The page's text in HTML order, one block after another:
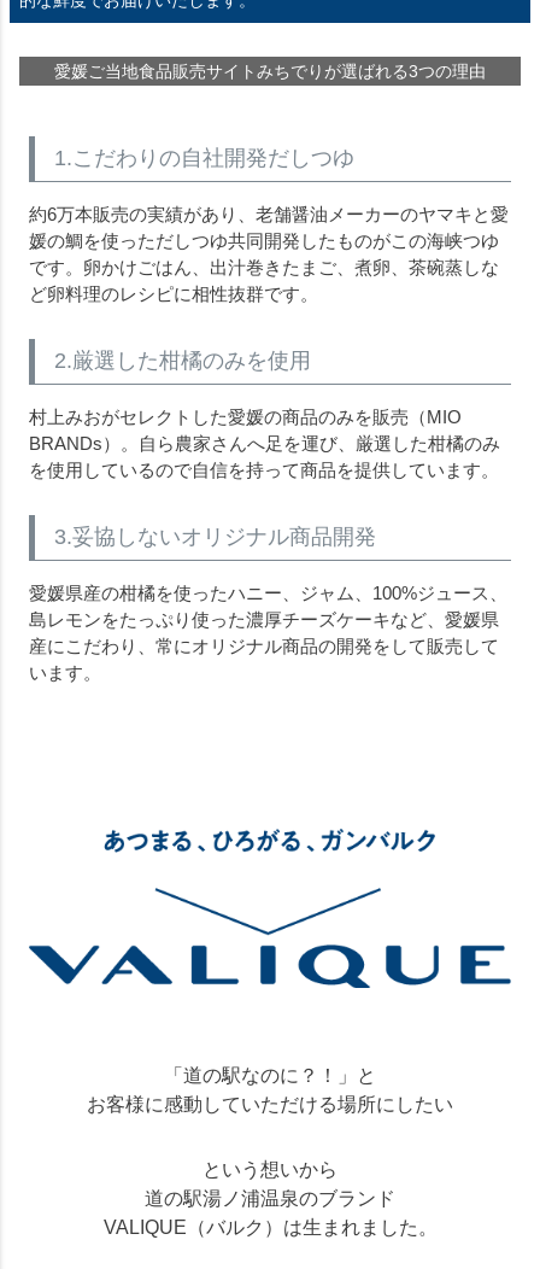
愛媛ご当地食品販売サイトみちでりが選ばれる3つの理由
1.こだわりの自社開発だしつゆ
約6万本販売の実績があり、老舗醤油メーカーのヤマキと愛
媛の鯛を使っただしつゆ共同開発したものがこの海峡つゆ
です。卵かけごはん、出汁巻きたまご、煮卵、茶碗蒸しな
ど卵料理のレシピに相性抜群です。
2.厳選した柑橘のみを使用
村上みおがセレクトした愛媛の商品のみを販売（MIO
BRANDs）。自ら農家さんへ足を運び、厳選した柑橘のみ
を使用しているので自信を持って商品を提供しています。
3.妥協しないオリジナル商品開発
愛媛県産の柑橘を使ったハニー、ジャム、100%ジュース、
島レモンをたっぷり使った濃厚チーズケーキなど、愛媛県
産にこだわり、常にオリジナル商品の開発をして販売して
います。
「道の駅なのに？！」と
お客様に感動していただける場所にしたい
という想いから
道の駅湯ノ浦温泉のブランド
VALIQUE（バルク）は生まれました。